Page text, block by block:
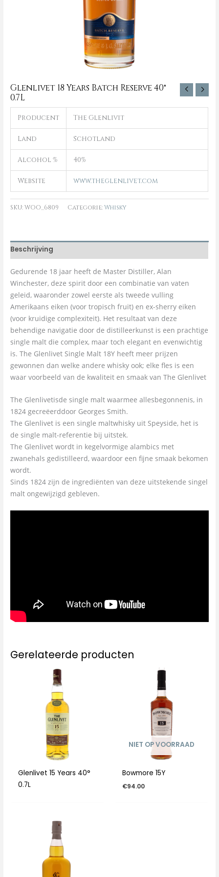
Glenlivet 18 Years Batch Reserve 40°
0.7L
Producent The Glenlivit
Land Schotland
Alcohol % 40%
Website www.theglenlivet.com
SKU:WOO_6809 Categorie:Whisky
Beschrijving
Gedurende 18 jaar heeft de Master Distiller, Alan
Winchester, deze spirit door een combinatie van vaten
geleid, waaronder zowel eerste als tweede vulling
Amerikaans eiken (voor tropisch fruit) en ex-sherry eiken
(voor kruidige complexiteit). Het resultaat van deze
behendige navigatie door de distilleerkunst is een prachtige
single malt die complex, maar toch elegant en evenwichtig
is. The Glenlivet Single Malt 18Y heeft meer prijzen
gewonnen dan welke andere whisky ook; elke fles is een
waar voorbeeld van de kwaliteit en smaak van The Glenlivet
The Glenlivetisde single malt waarmee allesbegonnenis, in
1824 gecreëerddoor Georges Smith.
The Glenlivet is een single maltwhisky uit Speyside, het is
de single malt-referentie bij uitstek.
The Glenlivet wordt in kegelvormige alambics met
zwanehals gedistilleerd, waardoor een fijne smaak bekomen
wordt.
Sinds 1824 zijn de ingrediënten van deze uitstekende singel
malt ongewijzigd gebleven.
Gerelateerde producten
Glenlivet 15 Years 40°
0.7L
NIET OP VOORRAAD
Bowmore 15Y
€94.00